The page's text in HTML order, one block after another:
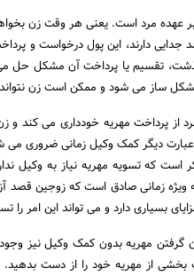
عهده مرد است. یعنی هر وقت زن
دارند، این پول درخواست و
تقسیم یا پرداخت آن مشکل حل می
ساز می شود و ممکن است زن
از پرداخت مهریه خودداری می کند و
دیگر کمک وکیل زمانی ضروری
است که تسویه مهریه نیاز به وکیل
ویژه زمانی صادق است که زوجین قصد
بسیاری دارد و می تواند این امر را
گرفتن مهریه بدون کمک وکیل نیز
از مهریه خود را از دست بدهید.